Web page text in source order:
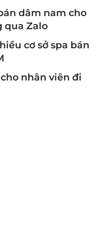
dâm nam cho
qua Zalo
cơ sở spa bán
nhân viên đi